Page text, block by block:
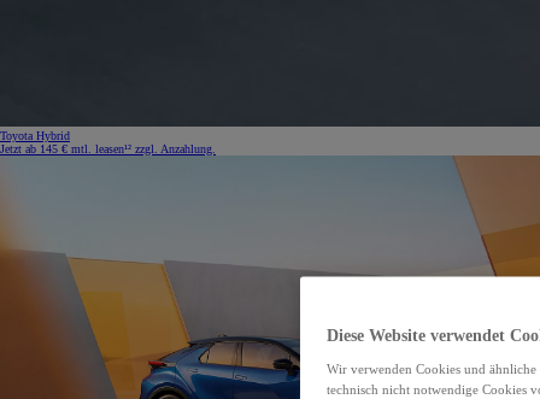
Toyota Hybrid
Jetzt ab 145 € mtl. leasen¹² zzgl. Anzahlung.
Diese Website verwendet
Wir verwenden Cookies und
technisch nicht notwendige Cookies